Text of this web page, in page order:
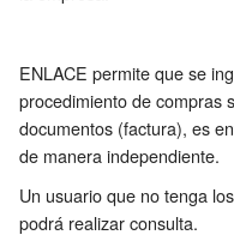
ENLACE permite que se
procedimiento de compras
documentos (factura), es
de manera independiente.
Un usuario que no tenga los
podrá realizar consulta.